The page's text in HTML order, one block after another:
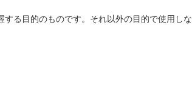
る目的のものです。それ以外の目的で使用しな